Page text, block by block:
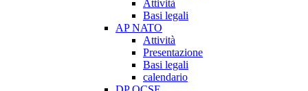
Attività
Basi legali
AP NATO
Attività
Presentazione
Basi legali
calendario